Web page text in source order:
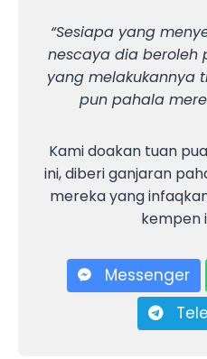
“Sesiapa yang
nescaya dia beroleh
yang melakukannya
pun pahala
Kami doakan tuan
ini, diberi ganjaran
mereka yang
kempen
Messenger